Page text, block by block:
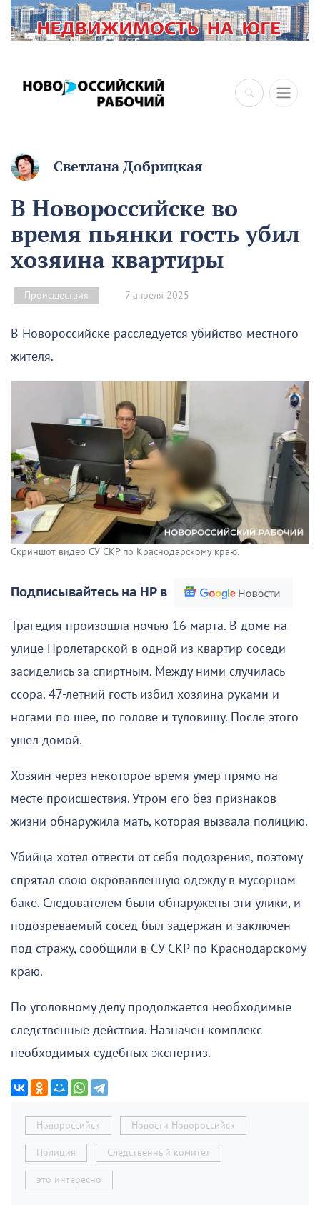
×
Светлана Добрицкая
В Новороссийске во
время пьянки гость убил
хозяина квартиры
Происшествия 7 апреля 2025
В Новороссийске расследуется убийство местного
жителя.
Скриншот видео СУ СКР по Краснодарскому краю.
Подписывайтесь на НР в
Трагедия произошла ночью 16 марта. В доме на
улице Пролетарской в одной из квартир соседи
засиделись за спиртным. Между ними случилась
ссора. 47-летний гость избил хозяина руками и
ногами по шее, по голове и туловищу. После этого
ушел домой.
Хозяин через некоторое время умер прямо на
месте происшествия. Утром его без признаков
жизни обнаружила мать, которая вызвала полицию.
Убийца хотел отвести от себя подозрения, поэтому
спрятал свою окровавленную одежду в мусорном
баке. Следователем были обнаружены эти улики, и
подозреваемый сосед был задержан и заключен
под стражу, сообщили в СУ СКР по Краснодарскому
краю.
По уголовному делу продолжается необходимые
следственные действия. Назначен комплекс
необходимых судебных экспертиз.
Новороссийск Новости Новороссийск
Полиция Следственный комитет
это интересно